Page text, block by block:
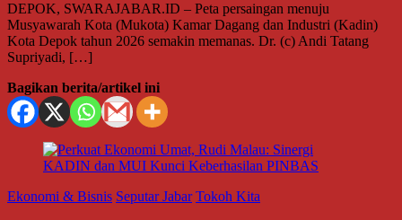
DEPOK, SWARAJABAR.ID – Peta persaingan menuju
Musyawarah Kota (Mukota) Kamar Dagang dan Industri (Kadin)
Kota Depok tahun 2026 semakin memanas. Dr. (c) Andi Tatang
Supriyadi, […]
Bagikan berita/artikel ini
Ekonomi & Bisnis Seputar Jabar Tokoh Kita